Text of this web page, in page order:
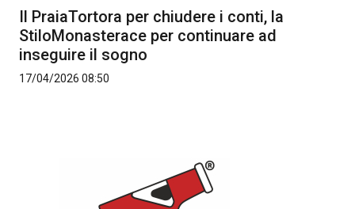
Il PraiaTortora per chiudere i conti, la
StiloMonasterace per continuare ad
inseguire il sogno
17/04/2026 08:50